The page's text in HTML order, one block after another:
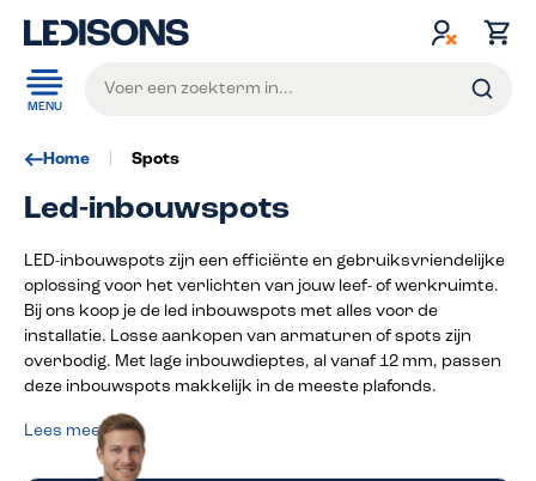
hoofdinhoud
MENU
Home Spots
Led-inbouwspots
LED-inbouwspots zijn een efficiënte en gebruiksvriendelijke
oplossing voor het verlichten van jouw leef- of werkruimte.
Bij ons koop je de led inbouwspots met alles voor de
installatie. Losse aankopen van armaturen of spots zijn
overbodig. Met lage inbouwdieptes, al vanaf 12 mm, passen
deze inbouwspots makkelijk in de meeste plafonds.
Lees meer